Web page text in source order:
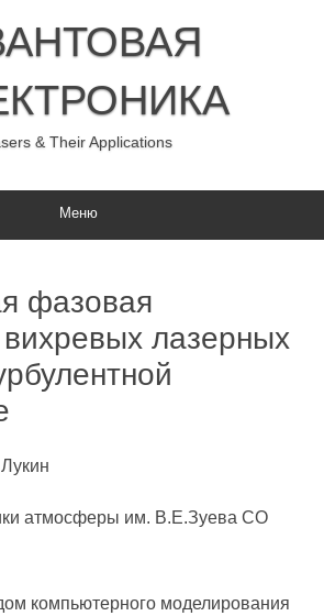
& Their Applications
Меню
фазовая
вихревых лазерных
атмосферы им. В.Е.Зуева СО
компьютерного моделирования